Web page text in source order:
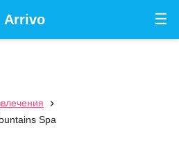
☰
Arrivo

Spa